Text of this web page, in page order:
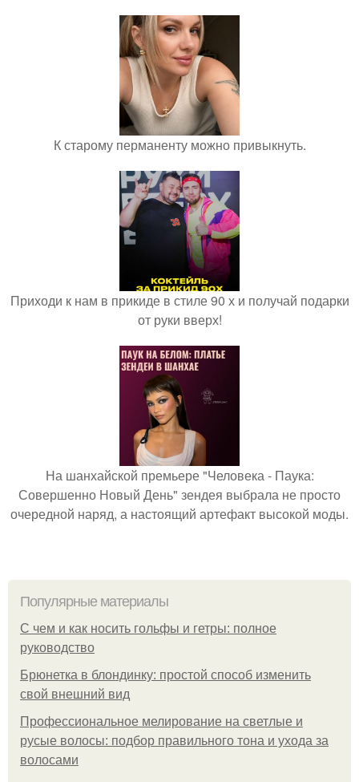
К старому перманенту можно привыкнуть.
Приходи к нам в прикиде в стиле 90 х и получай подарки
от руки вверх!
На шанхайской премьере "Человека - Паука:
Совершенно Новый День" зендея выбрала не просто
очередной наряд, а настоящий артефакт высокой моды.
Популярные материалы
С чем и как носить гольфы и гетры: полное
руководство
Брюнетка в блондинку: простой способ изменить
свой внешний вид
Профессиональное мелирование на светлые и
русые волосы: подбор правильного тона и ухода за
волосами